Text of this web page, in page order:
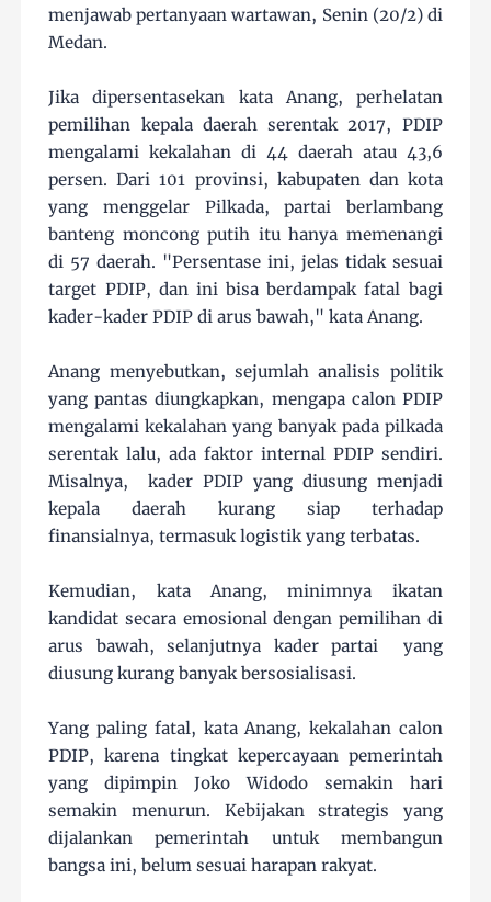
menjawab pertanyaan wartawan, Senin (20/2) di
Medan.
Jika dipersentasekan kata Anang, perhelatan
pemilihan kepala daerah serentak 2017, PDIP
mengalami kekalahan di 44 daerah atau 43,6
persen. Dari 101 provinsi, kabupaten dan kota
yang menggelar Pilkada, partai berlambang
banteng moncong putih itu hanya memenangi
di 57 daerah. "Persentase ini, jelas tidak sesuai
target PDIP, dan ini bisa berdampak fatal bagi
kader-kader PDIP di arus bawah," kata Anang.
Anang menyebutkan, sejumlah analisis politik
yang pantas diungkapkan, mengapa calon PDIP
mengalami kekalahan yang banyak pada pilkada
serentak lalu, ada faktor internal PDIP sendiri.
Misalnya, kader PDIP yang diusung menjadi
kepala daerah kurang siap terhadap
finansialnya, termasuk logistik yang terbatas.
Kemudian, kata Anang, minimnya ikatan
kandidat secara emosional dengan pemilihan di
arus bawah, selanjutnya kader partai yang
diusung kurang banyak bersosialisasi.
Yang paling fatal, kata Anang, kekalahan calon
PDIP, karena tingkat kepercayaan pemerintah
yang dipimpin Joko Widodo semakin hari
semakin menurun. Kebijakan strategis yang
dijalankan pemerintah untuk membangun
bangsa ini, belum sesuai harapan rakyat.